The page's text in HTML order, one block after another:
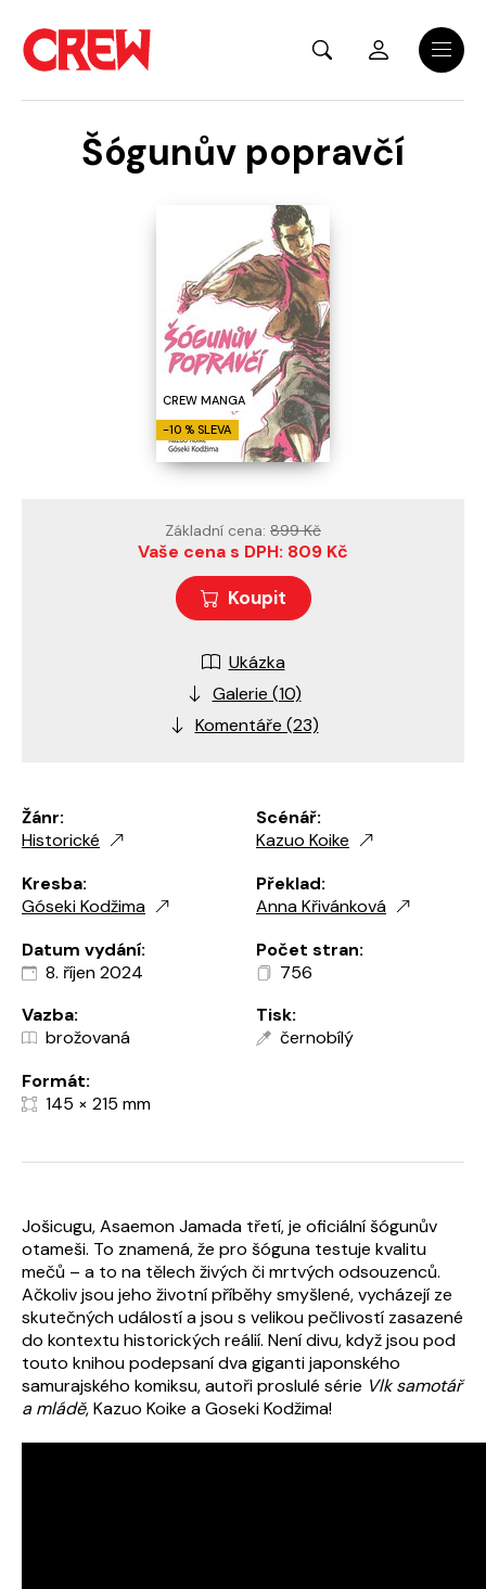
Menu
Šógunův popravčí
CREW MANGA
-10 % SLEVA
Žánr:
Historické
Scénář:
Kazuo Koike
Kresba:
Góseki Kodžima
Překlad:
Anna Křivánková
Datum vydání:
8. říjen 2024
Počet stran:
756
Vazba:
brožovaná
Tisk:
černobílý
Formát:
145 × 215 mm
Základní cena: 899 Kč
Vaše cena s DPH: 809 Kč
Koupit
Ukázka
Galerie (10)
Komentáře (23)
Jošicugu, Asaemon Jamada třetí, je oficiální šógunův
otameši. To znamená, že pro šóguna testuje kvalitu
mečů – a to na tělech živých či mrtvých odsouzenců.
Ačkoliv jsou jeho životní příběhy smyšlené, vycházejí ze
skutečných událostí a jsou s velikou pečlivostí zasazené
do kontextu historických reálií. Není divu, když jsou pod
touto knihou podepsaní dva giganti japonského
samurajského komiksu, autoři proslulé série Vlk samotář
a mládě, Kazuo Koike a Goseki Kodžima!